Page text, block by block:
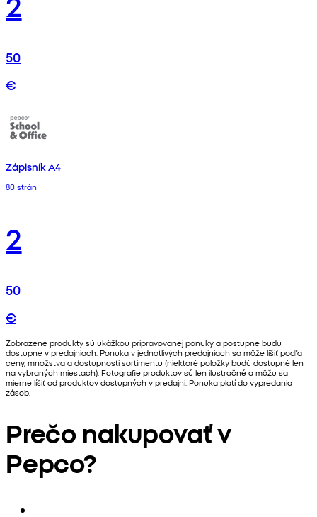
50
€
Zápisník A4
80 strán
2
50
€
Zobrazené produkty sú ukážkou pripravovanej ponuky a postupne budú
dostupné v predajniach. Ponuka v jednotlivých predajniach sa môže líšiť podľa
ceny, množstva a dostupnosti sortimentu (niektoré položky budú dostupné len
na vybraných miestach). Fotografie produktov sú len ilustračné a môžu sa
mierne líšiť od produktov dostupných v predajni. Ponuka platí do vypredania
zásob.
Prečo nakupovať v
Pepco?